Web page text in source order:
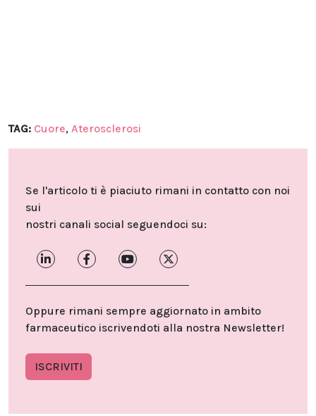
TAG: Cuore, Aterosclerosi
Se l'articolo ti è piaciuto rimani in contatto con noi
sui
nostri canali social seguendoci su:
Oppure rimani sempre aggiornato in ambito
farmaceutico iscrivendoti alla nostra Newsletter!
ISCRIVITI